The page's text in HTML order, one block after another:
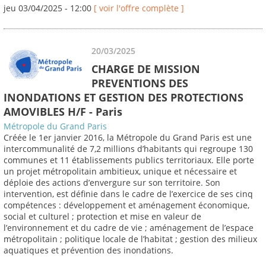
jeu 03/04/2025 - 12:00 [ voir l'offre complète ]
20/03/2025
CHARGE DE MISSION
PREVENTIONS DES
INONDATIONS ET GESTION DES PROTECTIONS
AMOVIBLES H/F - Paris
Métropole du Grand Paris
Créée le 1er janvier 2016, la Métropole du Grand Paris est une
intercommunalité de 7,2 millions d’habitants qui regroupe 130
communes et 11 établissements publics territoriaux. Elle porte
un projet métropolitain ambitieux, unique et nécessaire et
déploie des actions d’envergure sur son territoire. Son
intervention, est définie dans le cadre de l’exercice de ses cinq
compétences : développement et aménagement économique,
social et culturel ; protection et mise en valeur de
l’environnement et du cadre de vie ; aménagement de l’espace
métropolitain ; politique locale de l’habitat ; gestion des milieux
aquatiques et prévention des inondations.